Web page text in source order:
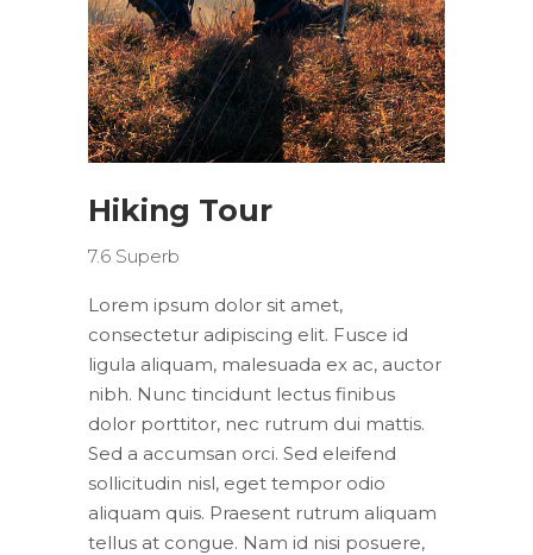
Hiking Tour
7.6 Superb
Lorem ipsum dolor sit amet,
consectetur adipiscing elit. Fusce id
ligula aliquam, malesuada ex ac, auctor
nibh. Nunc tincidunt lectus finibus
dolor porttitor, nec rutrum dui mattis.
Sed a accumsan orci. Sed eleifend
sollicitudin nisl, eget tempor odio
aliquam quis. Praesent rutrum aliquam
tellus at congue. Nam id nisi posuere,